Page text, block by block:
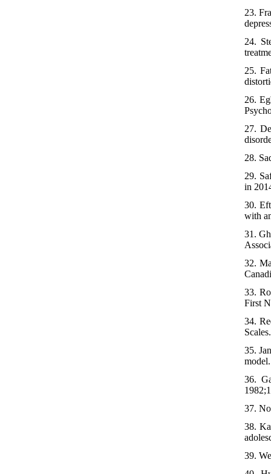
23.
24.
25.
26.
27.
28.
29.
in
30.
with
31.
32.
33.
First
34.
35.
36.
37.
38.
39.